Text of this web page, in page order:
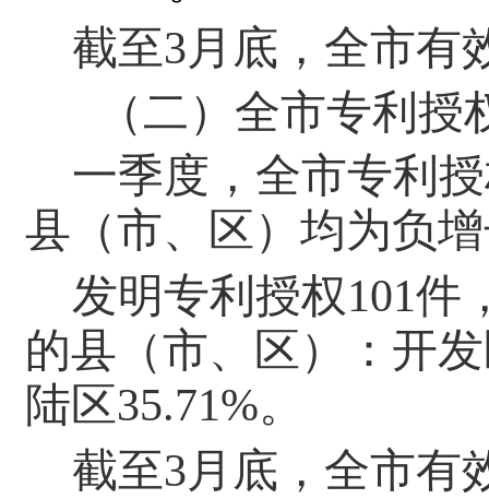
截至3月底，全市有
（二）全市专利授
一季度， 全市专利
县（市、 区）均为负
发明专利授权101件
的县 （市、 区） ： 开
陆区35.71%。
截至3月底，全市有